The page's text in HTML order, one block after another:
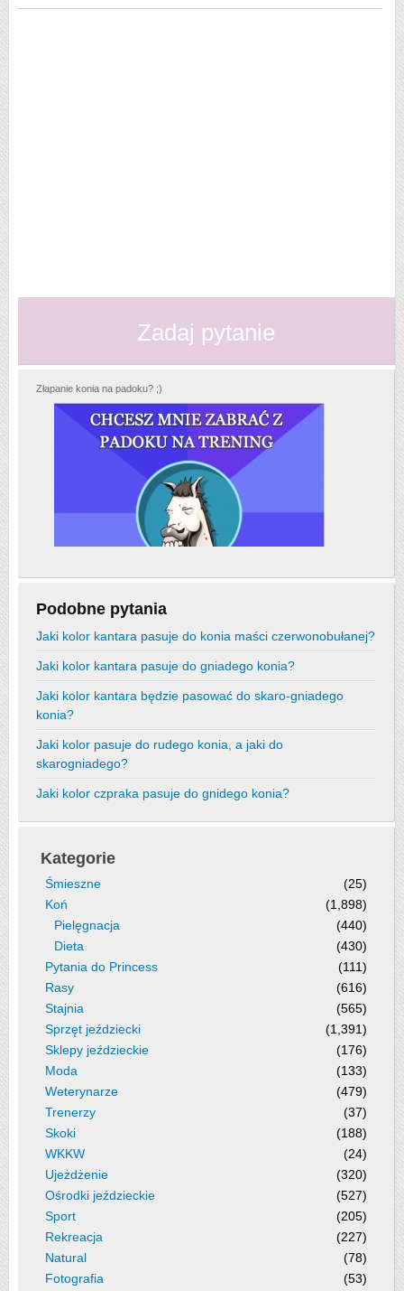
Zadaj pytanie
Złapanie konia na padoku? ;)
Podobne pytania
Jaki kolor kantara pasuje do konia maści czerwonobułanej?
Jaki kolor kantara pasuje do gniadego konia?
Jaki kolor kantara będzie pasować do skaro-gniadego
konia?
Jaki kolor pasuje do rudego konia, a jaki do
skarogniadego?
Jaki kolor czpraka pasuje do gnidego konia?
Kategorie
Śmieszne
(25)
Koń
(1,898)
Pielęgnacja
(440)
Dieta
(430)
Pytania do Princess
(111)
Rasy
(616)
Stajnia
(565)
Sprzęt jeździecki
(1,391)
Sklepy jeździeckie
(176)
Moda
(133)
Weterynarze
(479)
Trenerzy
(37)
Skoki
(188)
WKKW
(24)
Ujeżdżenie
(320)
Ośrodki jeździeckie
(527)
Sport
(205)
Rekreacja
(227)
Natural
(78)
Fotografia
(53)